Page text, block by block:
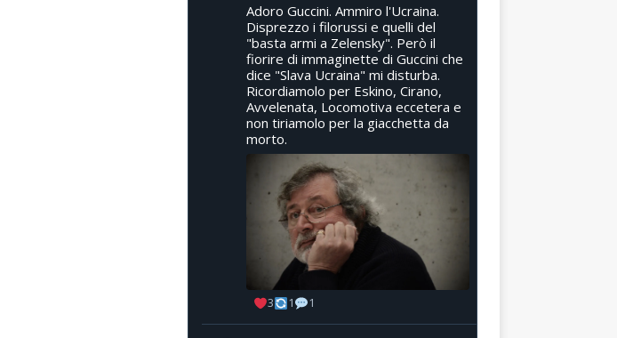
Adoro Guccini. Ammiro l'Ucraina.
Disprezzo i filorussi e quelli del
"basta armi a Zelensky". Però il
fiorire di immaginette di Guccini che
dice "Slava Ucraina" mi disturba.
Ricordiamolo per Eskino, Cirano,
Avvelenata, Locomotiva eccetera e
non tiriamolo per la giacchetta da
morto.
3 1 1